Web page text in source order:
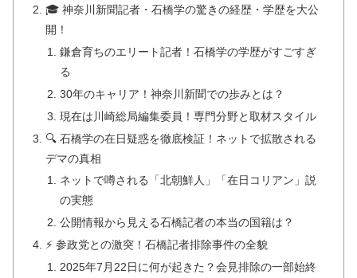
🎓 神奈川新聞記者・石橋学の驚きの経歴・学歴を大公
開！
鎌倉育ちのエリート記者！石橋学の学歴がすごすぎ
る
30年のキャリア！神奈川新聞での歩みとは？
現在は川崎総局編集委員！専門分野と取材スタイル
🔍 石橋学の在日疑惑を徹底検証！ネットで拡散される
デマの真相
ネットで噂される「北朝鮮人」「在日コリアン」説
の実態
公開情報から見える石橋記者の本当の国籍は？
⚡ 参政党との激突！石橋記者排除事件の全貌
2025年7月22日に何が起きた？会見排除の一部始終